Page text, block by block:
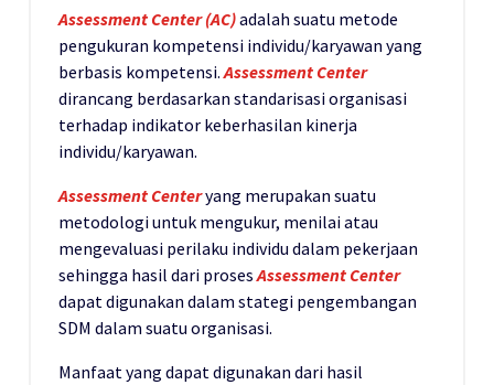
Assessment Center (AC)adalah suatu metode
pengukuran kompetensi individu/karyawan yang
berbasis kompetensi.Assessment Center
dirancang berdasarkan standarisasi organisasi
terhadap indikator keberhasilan kinerja
individu/karyawan.
Assessment Centeryang merupakan suatu
metodologi untuk mengukur, menilai atau
mengevaluasi perilaku individu dalam pekerjaan
sehingga hasil dari prosesAssessment Center
dapat digunakan dalam stategi pengembangan
SDM dalam suatu organisasi.
Manfaat yang dapat digunakan dari hasil